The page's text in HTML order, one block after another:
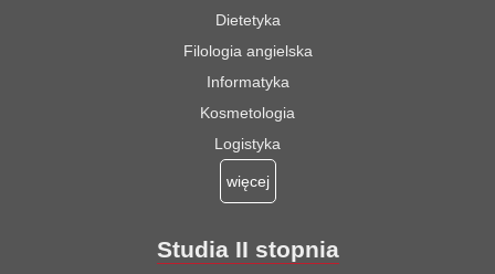
Dietetyka
Filologia angielska
Informatyka
Kosmetologia
Logistyka
więcej
Studia II stopnia